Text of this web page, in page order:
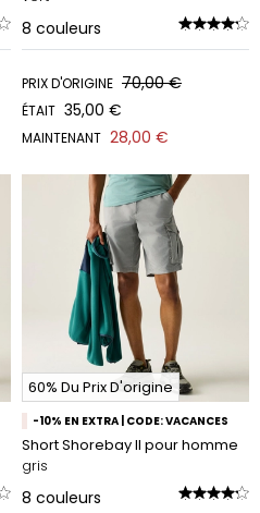
8 couleurs
PRIX D'ORIGINE 70,00 €
ÉTAIT 35,00 €
MAINTENANT 28,00 €
60% Du Prix D'origine
-10% EN EXTRA | CODE: VACANCES
Short Shorebay II pour homme
gris
8 couleurs